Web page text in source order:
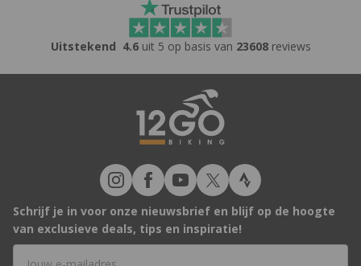
Uitstekend 4.6uit 5 op basis van 23608reviews
Schrijf je in voor onze nieuwsbrief en blijf op de hoogte
van exclusieve deals, tips en inspiratie!